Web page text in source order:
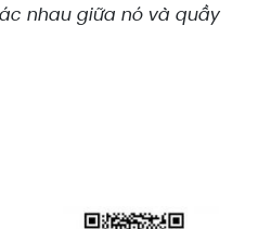
nhau giữa nó và quầy